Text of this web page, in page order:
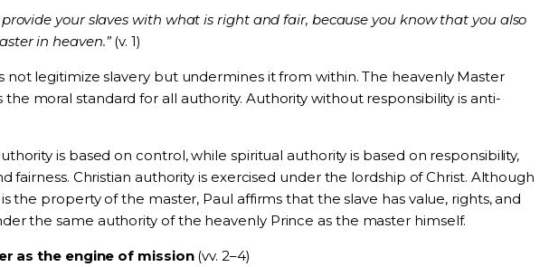
provide your slaves with what is right and fair, because you know that you also
in heaven.”(v. 1)
not legitimize slavery but undermines it from within. The heavenly Master
the moral standard for all authority. Authority without responsibility is anti-
is based on control, while spiritual authority is based on responsibility,
fairness. Christian authority is exercised under the lordship of Christ. Although
the property of the master, Paul affirms that the slave has value, rights, and
the same authority of the heavenly Prince as the master himself.
as the engine of mission(vv. 2–4)